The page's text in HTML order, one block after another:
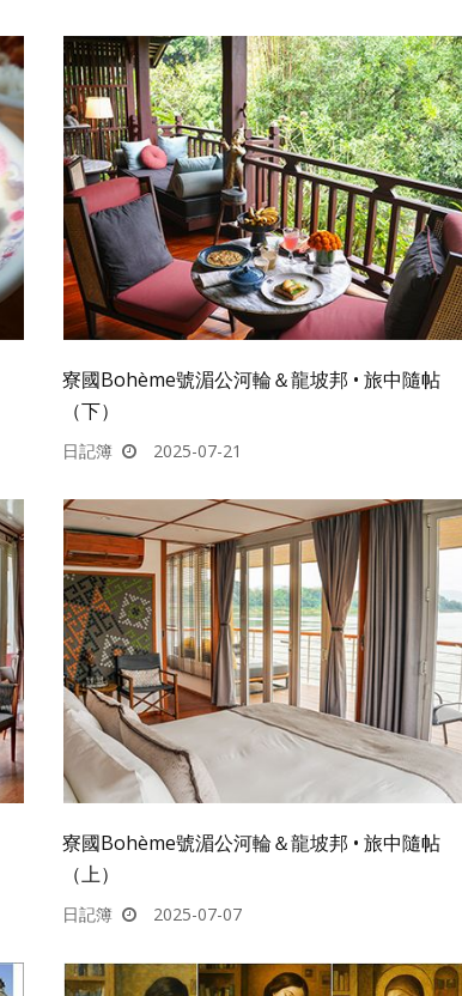
寮國Bohème號湄公河輪＆龍坡邦 • 旅中隨帖
（下）
日記簿 2025-07-21
寮國Bohème號湄公河輪＆龍坡邦 • 旅中隨帖
（上）
日記簿 2025-07-07